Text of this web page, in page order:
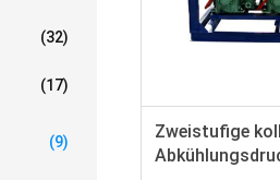
(32)
(17)
(9)
Zweistufige